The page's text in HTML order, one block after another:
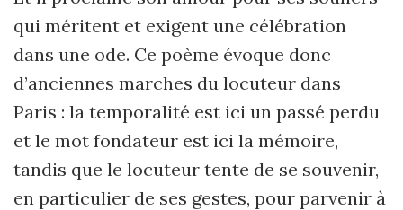
qui méritent et exigent une célébration
dans une ode. Ce poème évoque donc
d’anciennes marches du locuteur dans
Paris : la temporalité est ici un passé perdu
et le mot fondateur est ici la mémoire,
tandis que le locuteur tente de se souvenir,
en particulier de ses gestes, pour parvenir à